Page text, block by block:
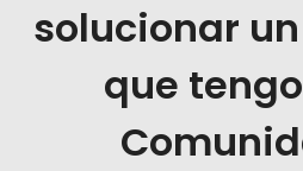
solucionar
que